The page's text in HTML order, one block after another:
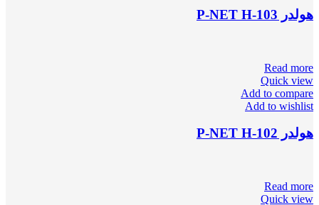
هولدر P-NET H-103
Read more
Quick view
Add to compare
Add to wishlist
هولدر P-NET H-102
Read more
Quick view